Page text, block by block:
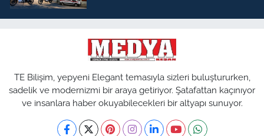
TE Bilişim, yepyeni Elegant temasıyla sizleri buluştururken,
sadelik ve modernizmi bir araya getiriyor. Şatafattan kaçınıyor
ve insanlara haber okuyabilecekleri bir altyapı sunuyor.